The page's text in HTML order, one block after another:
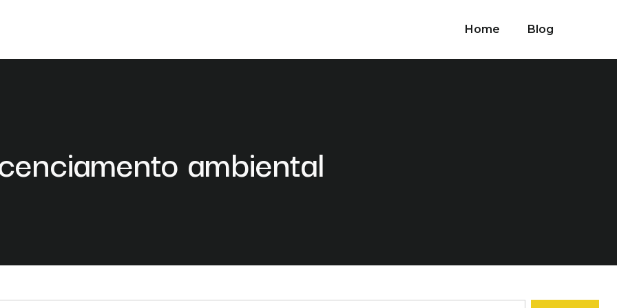
Home Blog
ambiental